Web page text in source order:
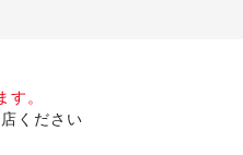
。
ください